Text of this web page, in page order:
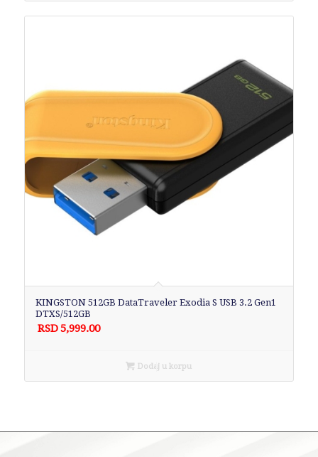
KINGSTON 512GB DataTraveler Exodia S USB 3.2 Gen1
DTXS/512GB
RSD5,999.00
Dodaj u korpu